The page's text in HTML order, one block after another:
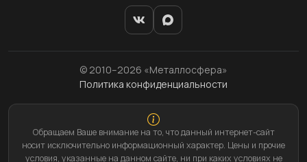
© 2010–2026 «Металлосфера»
Политика конфиденциальности
Обращаем Ваше внимание на то, что данный интернет-сайт
носит исключительно информационный характер. Цены и прочие
условия, указанные на данном сайте, ни при каких условиях не